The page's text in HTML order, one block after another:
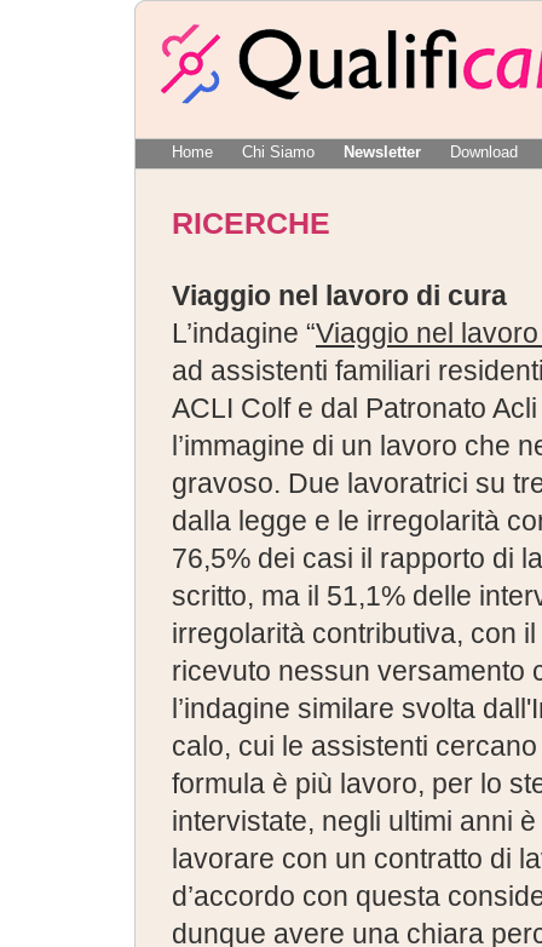
Home Chi Siamo Newsletter Download
RICERCHE
Viaggio nel lavoro di cura
L’indagine “Viaggio nel
ad assistenti familiari
ACLI Colf e dal Patronato
l’immagine di un lavoro che
gravoso. Due lavoratrici su
dalla legge e le irregolarità
76,5% dei casi il rapporto di
scritto, ma il 51,1% delle
irregolarità contributiva, con
ricevuto nessun versamento
l’indagine similare svolta
calo, cui le assistenti
formula è più lavoro, per lo
intervistate, negli ultimi anni
lavorare con un contratto di
d’accordo con questa
dunque avere una chiara